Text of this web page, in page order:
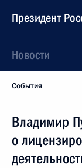
Президент
Новости
События
Владимир
о